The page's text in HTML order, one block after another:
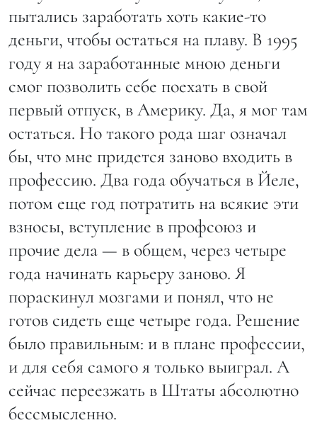
пытались заработать хоть какие-то
деньги, чтобы остаться на плаву. В 1995
году я на заработанные мною деньги
смог позволить себе поехать в свой
первый отпуск, в Америку. Да, я мог там
остаться. Но такого рода шаг означал
бы, что мне придется заново входить в
профессию. Два года обучаться в Йеле,
потом еще год потратить на всякие эти
взносы, вступление в профсоюз и
прочие дела — в общем, через четыре
года начинать карьеру заново. Я
пораскинул мозгами и понял, что не
готов сидеть еще четыре года. Решение
было правильным: и в плане профессии,
и для себя самого я только выиграл. А
сейчас переезжать в Штаты абсолютно
бессмысленно.